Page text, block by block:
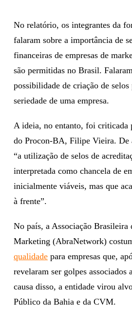
No relatório, os integrantes da
falaram sobre a importância de
financeiras de empresas de
são permitidas no Brasil.
possibilidade de criação de selos
seriedade de uma empresa.
A ideia, no entanto, foi criticada
do Procon-BA, Filipe Vieira. De
“a utilização de selos de
interpretada como chancela de
inicialmente viáveis, mas que
à frente”.
No país, a Associação Brasileira
Marketing (AbraNetwork)
qualidade para empresas que,
revelaram ser golpes associados
causa disso, a entidade virou
Público da Bahia e da CVM.